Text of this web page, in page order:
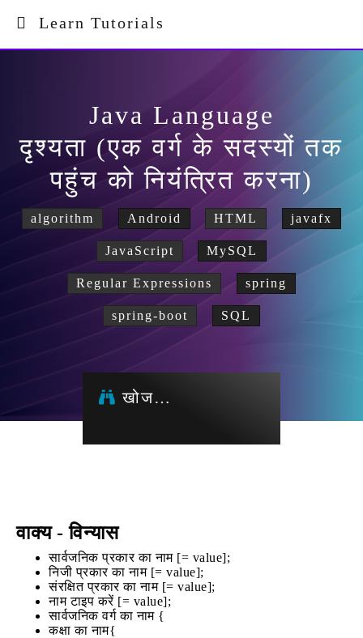
Learn Tutorials
Java Language
दृश्यता (एक वर्ग के सदस्यों तक
पहुंच को नियंत्रित करना)
algorithm Android HTML javafx
JavaScript MySQL
Regular Expressions spring
spring-boot SQL
खोज…
वाक्य - विन्यास
सार्वजनिक प्रकार का नाम [= value];
निजी प्रकार का नाम [= value];
संरक्षित प्रकार का नाम [= value];
नाम टाइप करें [= value];
सार्वजनिक वर्ग का नाम {
कक्षा का नाम{